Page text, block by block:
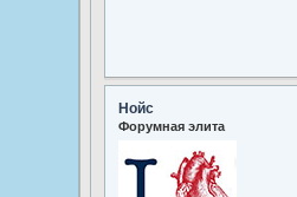
Нойс
Форумная элита